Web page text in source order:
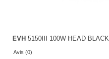
EVH 5150III 100W HEAD BLACK
Avis (0)